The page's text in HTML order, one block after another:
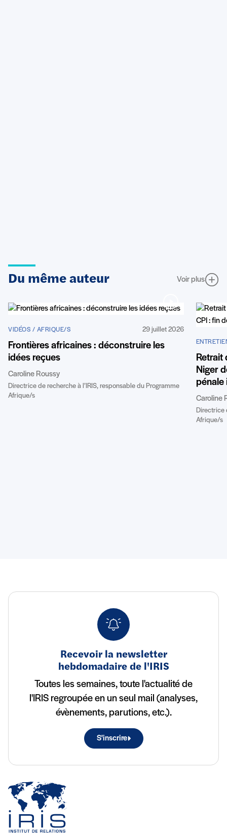
Du même auteur Voir plus
VIDÉOS / AFRIQUE/S 29 juillet 2026
Frontières africaines : déconstruire les
idées reçues
Caroline Roussy
Directrice de recherche à l’IRIS, responsable du Programme
Afrique/s
Retrait
Niger
pénale
Caroline
Directrice
Afrique/s
Recevoir la newsletter
hebdomadaire de l'IRIS
Toutes les semaines, toute l'actualité de
l'IRIS regroupée en un seul mail (analyses,
évènements, parutions, etc.).
S'inscrire